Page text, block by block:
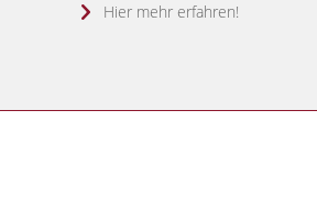
Hier mehr erfahren!